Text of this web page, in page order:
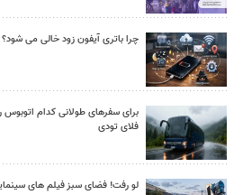
چرا باتری آیفون زود خالی می شود؟ ۹ راهکار واقعی
برای سفرهای طولانی کدام اتوبوس
فلای تودی
لو رفت! فضای سبز فیلم های